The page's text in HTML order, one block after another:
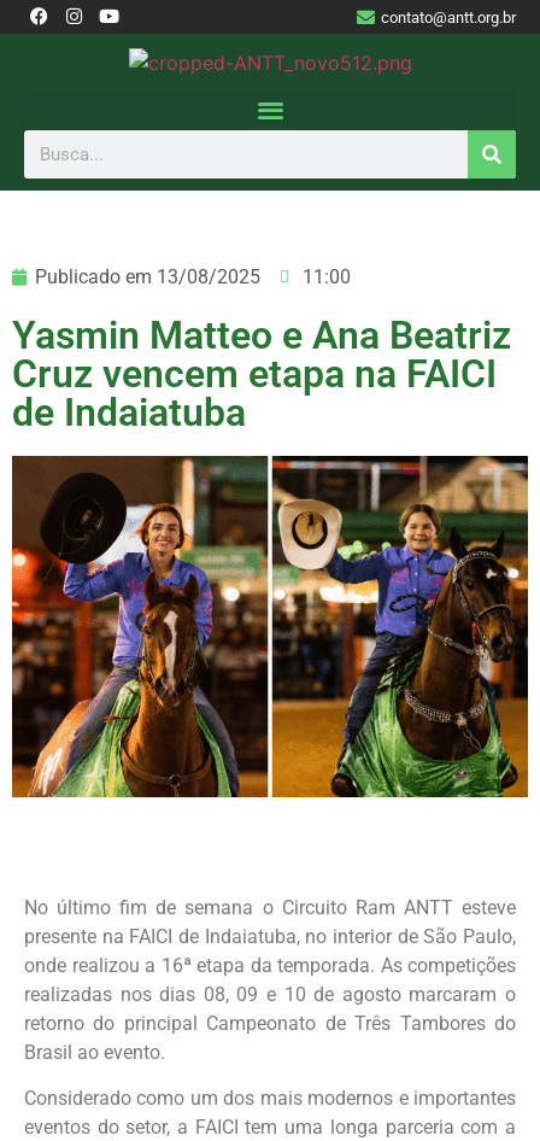
contato@antt.org.br
Publicado em 13/08/2025 11:00
Yasmin Matteo e Ana Beatriz
Cruz vencem etapa na FAICI
de Indaiatuba
No último fim de semana o Circuito Ram ANTT esteve
presente na FAICI de Indaiatuba, no interior de São Paulo,
onde realizou a 16ª etapa da temporada. As competições
realizadas nos dias 08, 09 e 10 de agosto marcaram o
retorno do principal Campeonato de Três Tambores do
Brasil ao evento.
Considerado como um dos mais modernos e importantes
eventos do setor, a FAICI tem uma longa parceria com a